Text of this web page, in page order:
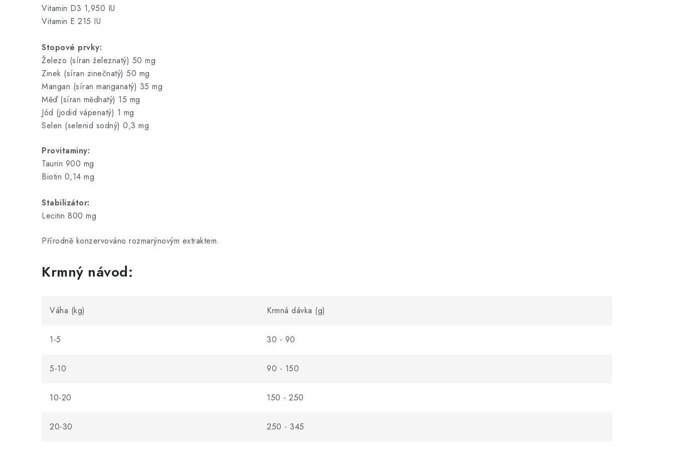
Vitamin D3 1,950 IU
Vitamin E 215 IU
Stopové prvky:
Železo (síran železnatý) 50 mg
Zinek (síran zinečnatý) 50 mg
Mangan (síran manganatý) 35 mg
Měď (síran měďnatý) 15 mg
Jód (jodid vápenatý) 1 mg
Selen (selenid sodný) 0,3 mg
Provitaminy:
Taurin 900 mg
Biotin 0,14 mg
Stabilizátor:
Lecitin 800 mg
Přírodně konzervováno rozmarýnovým extraktem.
Krmný návod:
Váha (kg) Krmná dávka (g)
1-5 30 - 90
5-10 90 - 150
10-20 150 - 250
20-30 250 - 345